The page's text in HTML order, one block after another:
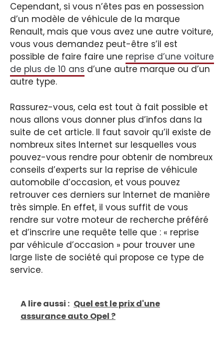
Cependant, si vous n’êtes pas en possession
d’un modèle de véhicule de la marque
Renault, mais que vous avez une autre voiture,
vous vous demandez peut-être s’il est
possible de faire faire une reprise d’une voiture
de plus de 10 ans d’une autre marque ou d’un
autre type.
Rassurez-vous, cela est tout à fait possible et
nous allons vous donner plus d’infos dans la
suite de cet article. Il faut savoir qu’il existe de
nombreux sites Internet sur lesquelles vous
pouvez-vous rendre pour obtenir de nombreux
conseils d’experts sur la reprise de véhicule
automobile d’occasion, et vous pouvez
retrouver ces derniers sur Internet de manière
très simple. En effet, il vous suffit de vous
rendre sur votre moteur de recherche préféré
et d’inscrire une requête telle que : « reprise
par véhicule d’occasion » pour trouver une
large liste de société qui propose ce type de
service.
A lire aussi : Quel est le prix d'une
assurance auto Opel ?